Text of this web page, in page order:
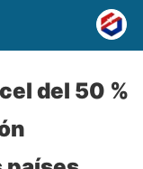
del 50 %